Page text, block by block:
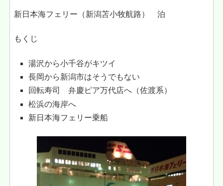
新日本海フェリー（新潟苫小牧航路） 泊
もくじ
湯沢から小千谷がキツイ
長岡から新潟市はそうでもない
回転寿司 弁慶ピア万代店へ（佐渡系）
松浜の海岸へ
新日本海フェリー乗船